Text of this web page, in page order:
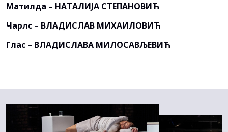
Матилда – НАТАЛИЈА СТЕПАНОВИЋ
Чарлс – ВЛАДИСЛАВ МИХАИЛОВИЋ
Глас – ВЛАДИСЛАВА МИЛОСАВЉЕВИЋ